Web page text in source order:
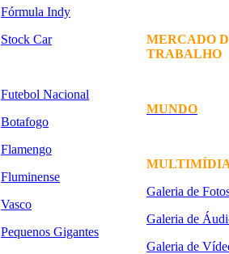
Fórmula Indy
Stock Car
Futebol Nacional
Botafogo
Flamengo
Fluminense
Vasco
Pequenos Gigantes
MERCADO
TRABALHO
MUNDO
Galeria de
Galeria de
Galeria de